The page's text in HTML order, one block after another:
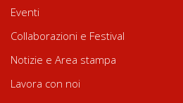
Eventi
Collaborazioni e Festival
Notizie e Area stampa
Lavora con noi